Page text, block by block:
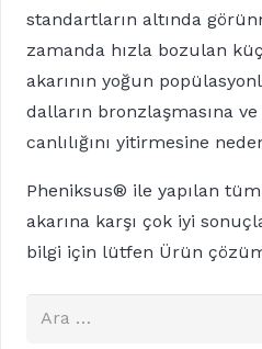
standartların altında
zamanda hızla bozulan
akarının yoğun
dalların bronzlaşmasına
canlılığını yitirmesine
Pheniksus® ile yapılan
akarına karşı çok iyi
bilgi için lütfen Ürün